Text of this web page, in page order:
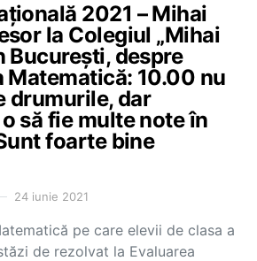
2021 – Mihai
la Colegiul „Mihai
București, despre
Matematică: 10.00 nu
drumurile, dar
să fie multe note în
foarte bine
24 iunie 2021
pe care elevii de clasa a
de rezolvat la Evaluarea